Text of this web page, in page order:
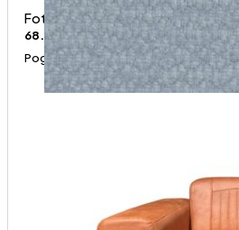
Fotelje
68.000RSD
Pogledaj proizvod